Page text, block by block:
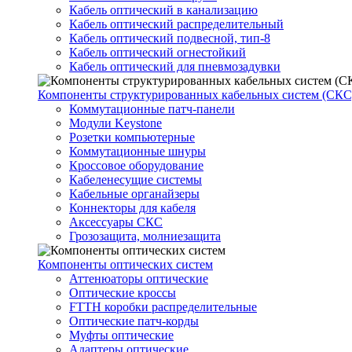
Кабель оптический в канализацию
Кабель оптический распределительный
Кабель оптический подвесной, тип-8
Кабель оптический огнестойкий
Кабель оптический для пневмозадувки
Компоненты структурированных кабельных систем
Коммутационные патч-панели
Модули Keystone
Розетки компьютерные
Коммутационные шнуры
Кроссовое оборудование
Кабеленесущие системы
Кабельные органайзеры
Коннекторы для кабеля
Аксессуары СКС
Грозозащита, молниезащита
Компоненты оптических систем
Аттенюаторы оптические
Оптические кроссы
FTTH коробки распределительные
Оптические патч-корды
Муфты оптические
Адаптеры оптические